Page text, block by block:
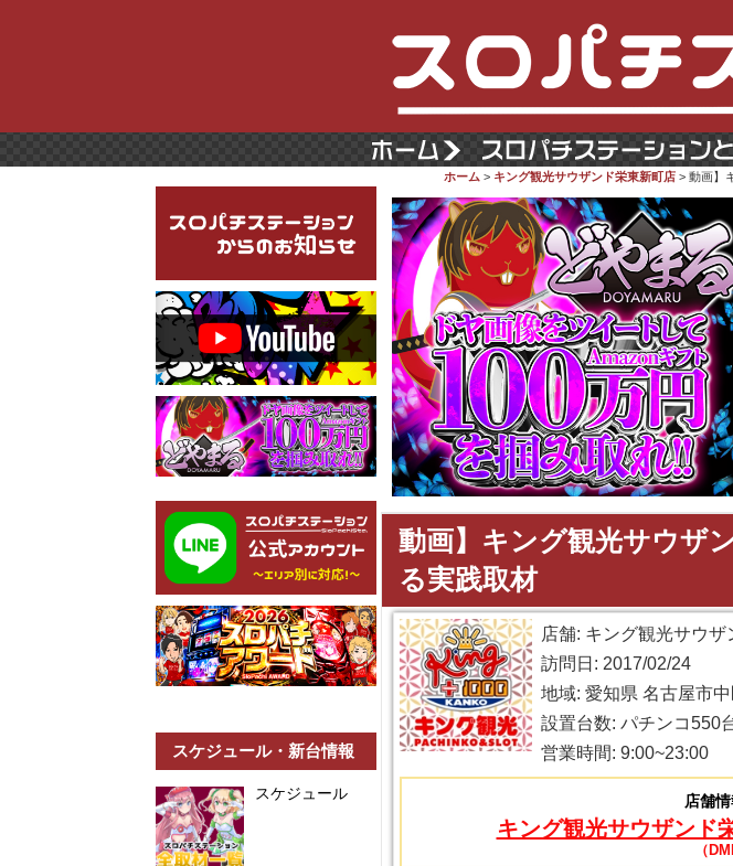
ホーム > キング観光サウザンド栄東新町店> 動画】
スケジュール・新台情報
スケジュール
動画】キング観光サウザ
る実践取材
店舗: キング観光サウ
訪問日: 2017/02/24
地域: 愛知県 名古屋市中
設置台数: パチンコ550
営業時間: 9:00~23:00
店舗
キング観光サウザンド
（